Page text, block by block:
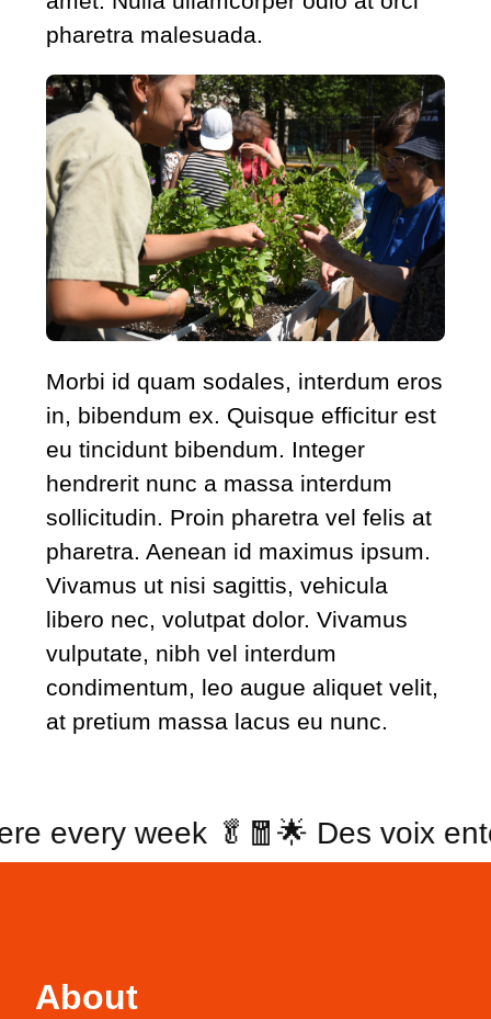
pharetra malesuada.
Morbi id quam sodales, interdum eros
in, bibendum ex. Quisque efficitur est
eu tincidunt bibendum. Integer
hendrerit nunc a massa interdum
sollicitudin. Proin pharetra vel felis at
pharetra. Aenean id maximus ipsum.
Vivamus ut nisi sagittis, vehicula
libero nec, volutpat dolor. Vivamus
vulputate, nibh vel interdum
condimentum, leo augue aliquet velit,
at pretium massa lacus eu nunc.
every week 🥬🧧🌟 Des voix
About